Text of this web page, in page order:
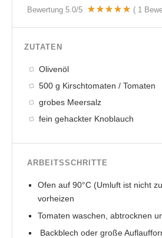
Bewertung 5.0/5 ( 1
ZUTATEN
Olivenöl
500 g Kirschtomaten / Tomaten
grobes Meersalz
fein gehackter Knoblauch
ARBEITSSCHRITTE
Ofen auf 90°C (Umluft ist nicht
vorheizen
Tomaten waschen, abtrocknen
Backblech oder große